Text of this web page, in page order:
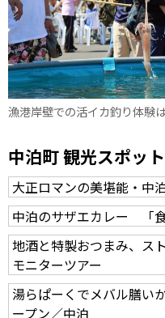
漁港岸壁での活イカ釣り体験
中泊町 観光スポット
大正ロマンの美堪能・中
中泊のサザエカレー 「
地酒と特製おつまみ、ス
モニターツアー
湯らぱーくでメバル膳
ープン／中泊